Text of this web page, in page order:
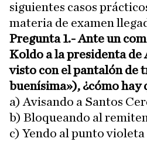
siguientes casos
materia de examen
Pregunta 1.- Ante un
Koldo a la presidenta de
visto con el pantalón de
buenísima»), ¿cómo hay
a) Avisando a Santos
b) Bloqueando al
c) Yendo al punto